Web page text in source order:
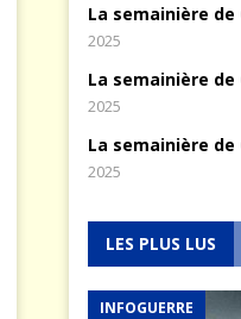
La semainière
2025
La semainière
2025
La semainière
2025
LES PLUS LUS
INFOGUERRE